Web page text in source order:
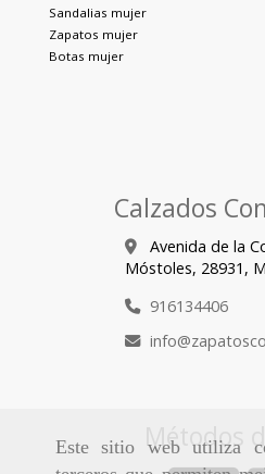
Este sitio web utiliza
Sandalias mujer
Zapatos mujer
Botas mujer
Calzados
Avenida de la
Móstoles, 28931,
916134406
info
Métodos